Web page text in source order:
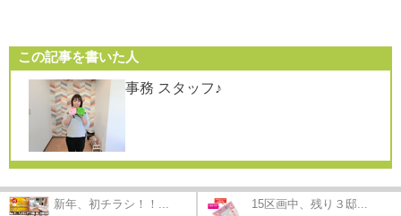
この記事を書いた人
事務 スタッフ♪
新年、初チラシ！！... 15区画中、残り３邸...